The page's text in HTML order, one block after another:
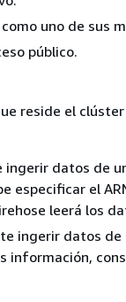
uno de sus
público.
reside el
ingerir datos de
especificar el
leerá los
ingerir datos
información,